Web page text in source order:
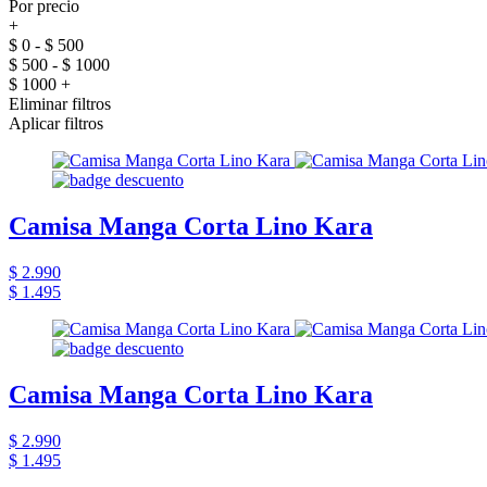
Por precio
+
$ 0 - $ 500
$ 500 - $ 1000
$ 1000 +
Eliminar filtros
Aplicar filtros
Camisa Manga Corta Lino Kara
$ 2.990
$ 1.495
Camisa Manga Corta Lino Kara
$ 2.990
$ 1.495